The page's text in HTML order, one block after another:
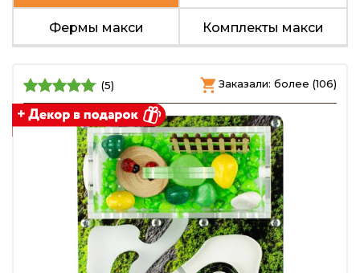
Фермы макси Комплекты макси
(5) Заказали: более (106)